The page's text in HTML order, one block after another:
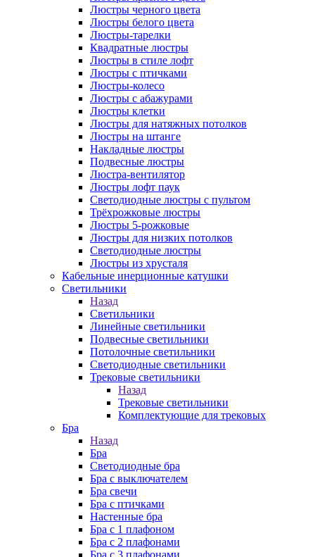
Люстры черного цвета
Люстры белого цвета
Люстры-тарелки
Квадратные люстры
Люстры в стиле лофт
Люстры с птичками
Люстры-колесо
Люстры с абажурами
Люстры клетки
Люстры для натяжных потолков
Люстры на штанге
Накладные люстры
Подвесные люстры
Люстра-вентилятор
Люстры лофт паук
Светодиодные люстры с пультом
Трёхрожковые люстры
Люстры 5-рожковые
Люстры для низких потолков
Cветодиодные люстры
Люстры из хрусталя
Кабельные инерционные катушки
Светильники
Назад
Светильники
Линейные светильники
Подвесные светильники
Потолочные светильники
Светодиодные светильники
Трековые светильники
Назад
Трековые светильники
Комплектующие для трековых
Бра
Назад
Бра
Светодиодные бра
Бра с выключателем
Бра свечи
Бра с птичками
Настенные бра
Бра с 1 плафоном
Бра с 2 плафонами
Бра с 3 плафонами